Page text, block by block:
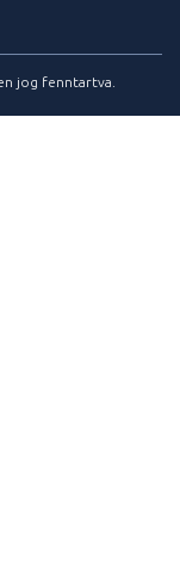
jog fenntartva.